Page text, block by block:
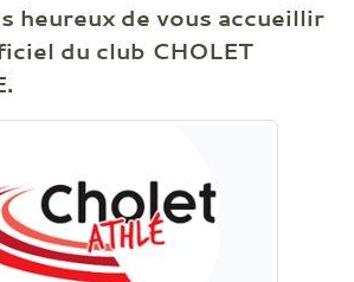
heureux de vous accueillir
du club CHOLET